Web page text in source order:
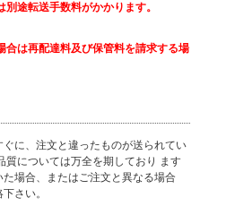
途転送手数料がかかります。
は再配達料及び保管料を請求する場
に、注文と違ったものが送られてい
質については万全を期しており ます
場合、またはご注文と異なる場合
さい。